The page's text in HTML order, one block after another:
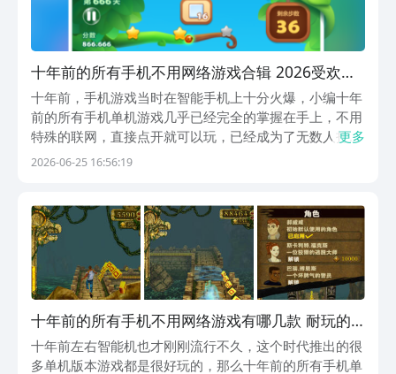
十年前的所有手机不用网络游戏合辑 2026受欢迎
的单机游戏分享
十年前，手机游戏当时在智能手机上十分火爆，小编十年
前的所有手机单机游戏几乎已经完全的掌握在手上，不用
特殊的联网，直接点开就可以玩，已经成为了无数人打发
碎片的时间的最佳选择，不管你是学生还是上班打工人，
戏...
更多
2026-06-25 16:56:19
十年前的所有手机不用网络游戏有哪几款 耐玩的
老版游戏下载2026
十年前左右智能机也才刚刚流行不久，这个时代推出的很
多单机版本游戏都是很好玩的，那么十年前的所有手机单